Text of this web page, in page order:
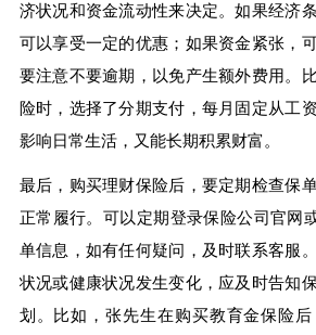
济状况和资金流动性来决定。如果经济
可以享受一定的优惠；如果资金紧张，
要注意不要逾期，以免产生额外费用。
险时，选择了分期支付，每月固定从工
影响日常生活，又能长期积累财富。
最后，购买理财保险后，要定期检查保
正常履行。可以定期登录保险公司官网
单信息，如有任何疑问，及时联系客服
状况或健康状况发生变化，应及时告知
划。比如，张先生在购买教育金保险